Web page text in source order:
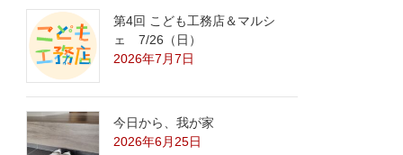
第4回 こども工務店＆マルシ
ェ 7/26（日）
2026年7月7日
今日から、我が家
2026年6月25日